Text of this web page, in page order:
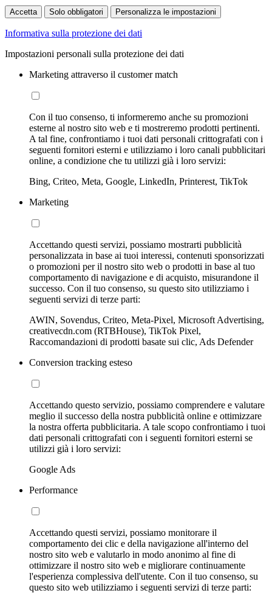
Accetta Solo obbligatori Personalizza le impostazioni
Informativa sulla protezione dei dati
Impostazioni personali sulla protezione dei dati
Marketing attraverso il customer match
Con il tuo consenso, ti informeremo anche su promozioni
esterne al nostro sito web e ti mostreremo prodotti pertinenti.
A tal fine, confrontiamo i tuoi dati personali crittografati con i
seguenti fornitori esterni e utilizziamo i loro canali pubblicitari
online, a condizione che tu utilizzi già i loro servizi:
Bing, Criteo, Meta, Google, LinkedIn, Printerest, TikTok
Marketing
Accettando questi servizi, possiamo mostrarti pubblicità
personalizzata in base ai tuoi interessi, contenuti sponsorizzati
o promozioni per il nostro sito web o prodotti in base al tuo
comportamento di navigazione e di acquisto, misurandone il
successo. Con il tuo consenso, su questo sito utilizziamo i
seguenti servizi di terze parti:
AWIN, Sovendus, Criteo, Meta-Pixel, Microsoft Advertising,
creativecdn.com (RTBHouse), TikTok Pixel,
Raccomandazioni di prodotti basate sui clic, Ads Defender
Conversion tracking esteso
Accettando questo servizio, possiamo comprendere e valutare
meglio il successo della nostra pubblicità online e ottimizzare
la nostra offerta pubblicitaria. A tale scopo confrontiamo i tuoi
dati personali crittografati con i seguenti fornitori esterni se
utilizzi già i loro servizi:
Google Ads
Performance
Accettando questi servizi, possiamo monitorare il
comportamento dei clic e della navigazione all'interno del
nostro sito web e valutarlo in modo anonimo al fine di
ottimizzare il nostro sito web e migliorare continuamente
l'esperienza complessiva dell'utente. Con il tuo consenso, su
questo sito web utilizziamo i seguenti servizi di terze parti: